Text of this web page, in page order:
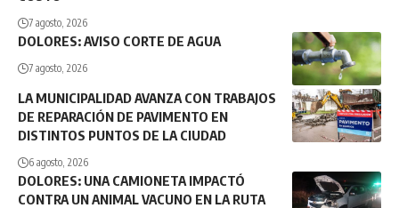
7 agosto, 2026
DOLORES: AVISO CORTE DE AGUA
7 agosto, 2026
LA MUNICIPALIDAD AVANZA CON TRABAJOS
DE REPARACIÓN DE PAVIMENTO EN
DISTINTOS PUNTOS DE LA CIUDAD
6 agosto, 2026
DOLORES: UNA CAMIONETA IMPACTÓ
CONTRA UN ANIMAL VACUNO EN LA RUTA